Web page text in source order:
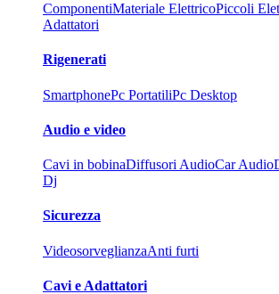
ComponentiMateriale ElettricoPiccoli
Adattatori
Rigenerati
SmartphonePc PortatiliPc Desktop
Audio e video
Cavi in bobinaDiffusori AudioCar Audio
Dj
Sicurezza
VideosorveglianzaAnti furti
Cavi e Adattatori